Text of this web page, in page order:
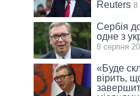
Reuters 8
Сербія
одне з
8 серпня
«Буде
вірить,